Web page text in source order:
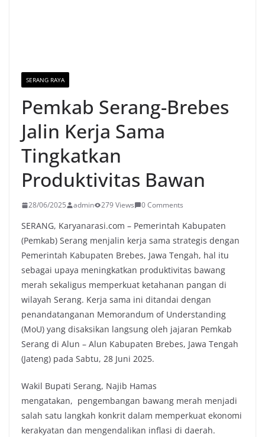
SERANG RAYA
Pemkab Serang-Brebes
Jalin Kerja Sama
Tingkatkan
Produktivitas Bawan
28/06/2025 admin 279 Views 0 Comments
SERANG, Karyanarasi.com – Pemerintah Kabupaten
(Pemkab) Serang menjalin kerja sama strategis dengan
Pemerintah Kabupaten Brebes, Jawa Tengah, hal itu
sebagai upaya meningkatkan produktivitas bawang
merah sekaligus memperkuat ketahanan pangan di
wilayah Serang. Kerja sama ini ditandai dengan
penandatanganan Memorandum of Understanding
(MoU) yang disaksikan langsung oleh jajaran Pemkab
Serang di Alun – Alun Kabupaten Brebes, Jawa Tengah
(Jateng) pada Sabtu, 28 Juni 2025.
Wakil Bupati Serang, Najib Hamas
mengatakan, pengembangan bawang merah menjadi
salah satu langkah konkrit dalam memperkuat ekonomi
kerakyatan dan mengendalikan inflasi di daerah.